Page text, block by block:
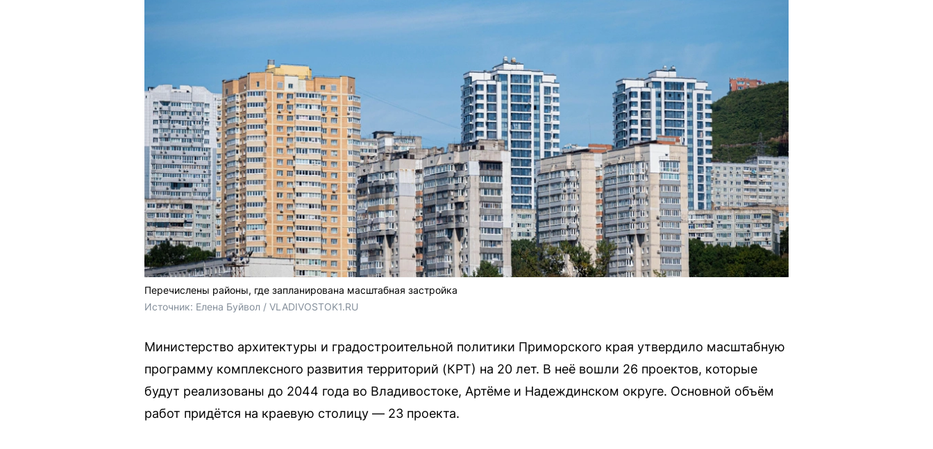
Перечислены районы, где запланирована масштабная застройка
Источник: Елена Буйвол / VLADIVOSTOK1.RU
Министерство архитектуры и градостроительной политики Приморского края утвердило масштабную
программу комплексного развития территорий (КРТ) на 20 лет. В неё вошли 26 проектов, которые
будут реализованы до 2044 года во Владивостоке, Артёме и Надеждинском округе. Основной объём
работ придётся на краевую столицу — 23 проекта.